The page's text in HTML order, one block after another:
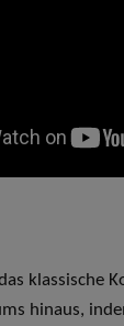
klassische
hinaus,